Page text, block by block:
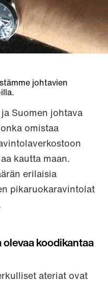
johtavien
Suomen johtava
omistaa
kautta maan.
erilaisia
pikaruokaravintolat
olevaa koodikantaa
ateriat ovat